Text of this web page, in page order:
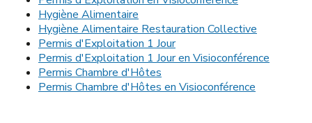
Hygiène Alimentaire
Hygiène Alimentaire Restauration Collective
Permis d'Exploitation 1 Jour
Permis d'Exploitation 1 Jour en Visioconférence
Permis Chambre d'Hôtes
Permis Chambre d'Hôtes en Visioconférence